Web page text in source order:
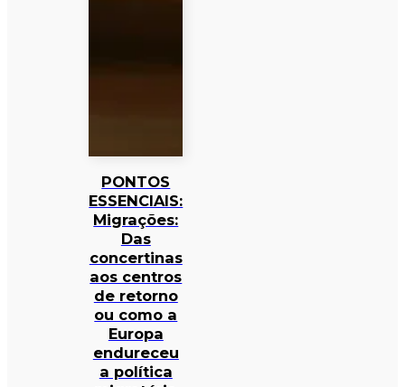
PONTOS
ESSENCIAIS:
Migrações:
Das
concertinas
aos centros
de retorno
ou como a
Europa
endureceu
a política